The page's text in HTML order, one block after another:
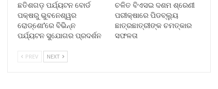
ଛତିଶଗଡ଼ ପର୍ଯ୍ୟଟନ ବୋର୍ଡ
ପକ୍ଷରୁ ଭୁବନେଶ୍ୱର
ରୋଡ୍‌ଶୋ’ରେ ବିଭିନ୍ନ
ପର୍ଯ୍ୟଟନ ସୁଯୋଗର ପ୍ରଦର୍ଶନ
ଚଳିତ ବିଏସଇ ଦଶମ ଶ୍ରେଣୀ
ପରୀକ୍ଷାରେ ପିଡବ୍ଲ୍ୟୁ
ଛାତ୍ରଛାତ୍ରୀଙ୍କ ଚମତ୍କାର
ସଫଳତା
PREV NEXT